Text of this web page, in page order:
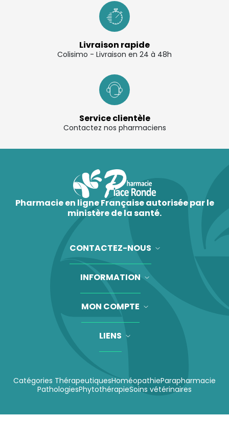
Livraison rapide
Colisimo - Livraison en 24 à 48h
Service clientèle
Contactez nos pharmaciens
Pharmacie en ligne Française autorisée par le
ministère de la santé.
CONTACTEZ-NOUS
INFORMATION
MON COMPTE
LIENS
Catégories ThérapeutiquesHoméopathieParapharmacie
PathologiesPhytothérapieSoins vétérinaires